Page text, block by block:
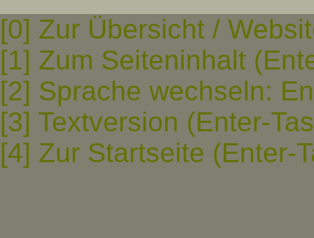
[0] Zur Übersicht /
[1] Zum Seiteninhalt
[2] Sprache wechseln:
[3] Textversion (Enter-
[4] Zur Startseite (Enter-